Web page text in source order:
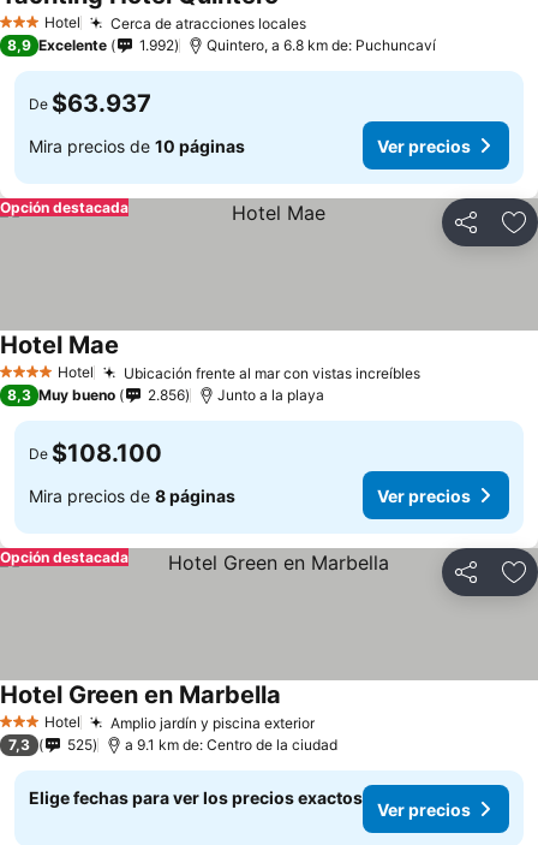
3 Estrellas
Hotel Cerca de atracciones localesVer precios
8,9 Excelente 1.992 Quintero, a 6.8 km de: Puchuncaví
De $63.937
Mira precios de 10 páginas Ver precios
Compartir
Opción destacada
4 EstrellasHotel Ubicación frente al mar con vistas increíblesVer precios
Hotel Mae
8,3 Muy bueno 2.856 Junto a la playa
De $108.100
Mira precios de 8 páginas Ver precios
Compartir
Opción destacada
3 Estrellas
Hotel Amplio jardín y piscina exteriorVer precios
Hotel Green en Marbella
7,3 525 a 9.1 km de: Centro de la ciudad
Elige fechas para ver los precios exactos
Ver precios